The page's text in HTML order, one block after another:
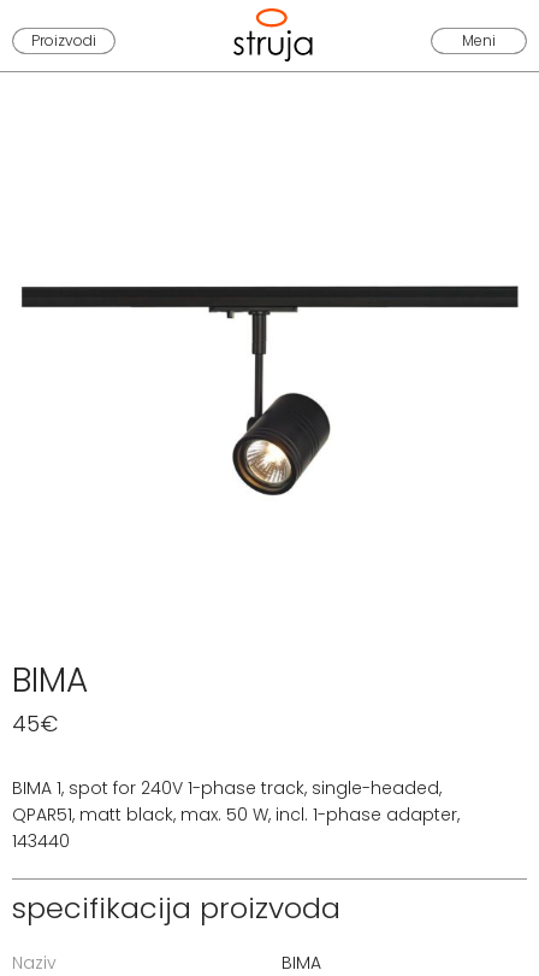
Proizvodi Meni
BIMA
45€
BIMA 1, spot for 240V 1-phase track, single-headed,
QPAR51, matt black, max. 50 W, incl. 1-phase adapter,
143440
specifikacija proizvoda
Naziv
BIMA